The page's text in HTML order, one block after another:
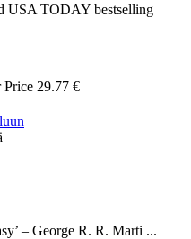
USA TODAY bestselling
Price 29.77 €
– George R. R. Marti ...